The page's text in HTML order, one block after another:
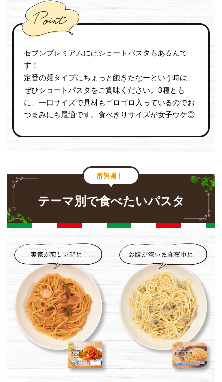
セブンプレミアムにはショートパスタもあるんで
す！
定番の麺タイプにちょっと飽きたなーという時は、
ぜひショートパスタをご賞味ください。3種とも
に、一口サイズで具材もゴロゴロ入っているのでお
つまみにも最適です。食べきりサイズが女子ウケ◎
テーマ別で食べたいパスタ